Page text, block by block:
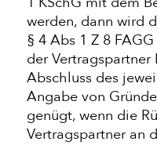
werden, dann wird
§ 4 Abs 1 Z 8
der
Abschluss des
Angabe von
genügt, wenn die
Vertragspartner an